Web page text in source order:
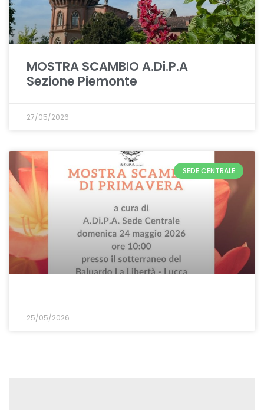
MOSTRA SCAMBIO A.Di.P.A
Sezione Piemonte
27/05/2026
SEDE CENTRALE
25/05/2026